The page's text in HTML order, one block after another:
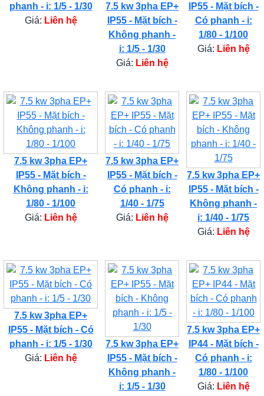
phanh - i: 1/5 - 1/30
Giá: Liên hệ
7.5 kw 3pha EP+
IP55 - Mặt bích -
Không phanh -
i: 1/5 - 1/30
Giá: Liên hệ
IP55 - Mặt bích -
Có phanh - i:
1/80 - 1/100
Giá: Liên hệ
7.5 kw 3pha EP+
IP55 - Mặt bích -
Không phanh - i:
1/80 - 1/100
Giá: Liên hệ
7.5 kw 3pha EP+
IP55 - Mặt bích -
Có phanh - i:
1/40 - 1/75
Giá: Liên hệ
7.5 kw 3pha EP+
IP55 - Mặt bích -
Không phanh -
i: 1/40 - 1/75
Giá: Liên hệ
7.5 kw 3pha EP+
IP55 - Mặt bích - Có
phanh - i: 1/5 - 1/30
Giá: Liên hệ
7.5 kw 3pha EP+
IP55 - Mặt bích -
Không phanh -
i: 1/5 - 1/30
7.5 kw 3pha EP+
IP44 - Mặt bích -
Có phanh - i:
1/80 - 1/100
Giá: Liên hệ